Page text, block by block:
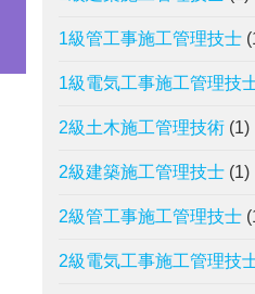
1級管工事施工管理技士
1級電気工事施工管理技
2級土木施工管理技術 (1)
2級建築施工管理技士 (1)
2級管工事施工管理技士
2級電気工事施工管理技